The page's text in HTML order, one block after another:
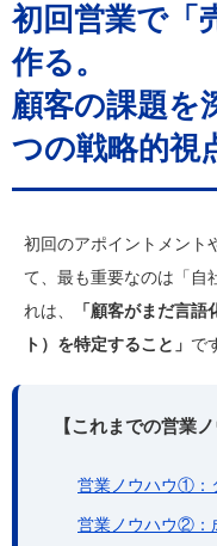
初回営業で「
作る。
顧客の課題を
つの戦略的視
初回のアポイントメント
て、最も重要なのは「自
れは、
「顧客がまだ言
ト）を特定すること」 で
【これまでの営業
営業ノウハウ①：
営業ノウハウ②：